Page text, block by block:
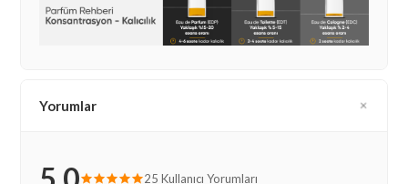
Yorumlar
25 Kullanıcı Yorumları